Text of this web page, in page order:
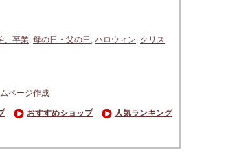
、卒業, 母の日・父の日 , ハロウィン, クリス
ページ作成
おすすめショップ 人気ランキング